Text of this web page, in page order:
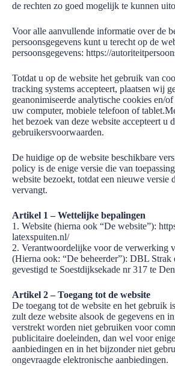
de rechten zo goed mogelijk te kunnen
Voor alle aanvullende informatie over de
persoonsgegevens kunt u terecht op de
persoonsgegevens: https://
Totdat u op de website het gebruik van
tracking systems accepteert, plaatsen wij
geanonimiseerde analytische cookies en/
uw computer, mobiele telefoon of
het bezoek van deze website accepteert u
gebruikersvoorwaarden.
De huidige op de website beschikbare
policy is de enige versie die van
website bezoekt, totdat een nieuwe versie
vervangt.
Artikel 1 – Wettelijke bepalingen
1. Website (hierna ook “De website”):
latexspuiten.nl/
2. Verantwoordelijke voor de verwerking
(Hierna ook: “De beheerder”): DBL Strak
gevestigd te Soestdijksekade nr 317 te
Artikel 2 – Toegang tot de website
De toegang tot de website en het gebruik
zult deze website alsook de gegevens en
verstrekt worden niet gebruiken voor
publicitaire doeleinden, dan wel voor
aanbiedingen en in het bijzonder niet
ongevraagde elektronische aanbiedingen.